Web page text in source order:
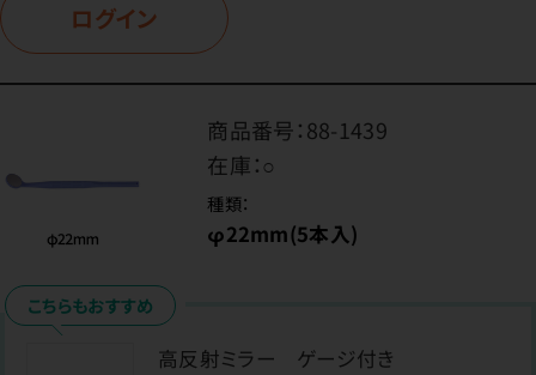
ログイン
商品番号：88-1439
在庫：○
種類：
φ22mm(5本入)
こちらもおすすめ
高反射ミラー ゲージ付き